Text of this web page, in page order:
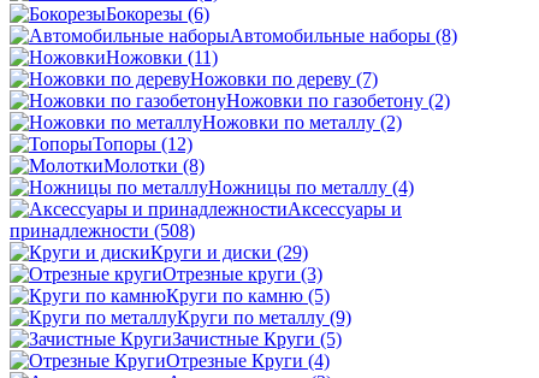
Бокорезы (6)
Автомобильные наборы (8)
Ножовки (11)
Ножовки по дереву (7)
Ножовки по газобетону (2)
Ножовки по металлу (2)
Топоры (12)
Молотки (8)
Ножницы по металлу (4)
Аксессуары и
принадлежности (508)
Круги и диски (29)
Отрезные круги (3)
Круги по камню (5)
Круги по металлу (9)
Зачистные Круги (5)
Отрезные Круги (4)